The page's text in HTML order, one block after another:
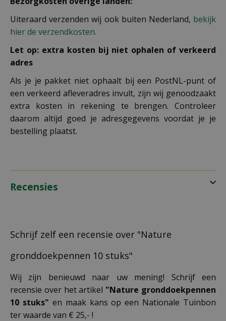
Uiteraard verzenden wij ook buiten Nederland, bekijk
hier de verzendkosten.
Let op: extra kosten bij niet ophalen of verkeerd
adres
Als je je pakket niet ophaalt bij een PostNL-punt of
een verkeerd afleveradres invult, zijn wij genoodzaakt
extra kosten in rekening te brengen. Controleer
daarom altijd goed je adresgegevens voordat je je
bestelling plaatst.
Recensies
Schrijf zelf een recensie over "Nature
gronddoekpennen 10 stuks"
Wij zijn benieuwd naar uw mening! Schrijf een
recensie over het artikel "Nature gronddoekpennen
10 stuks" en maak kans op een Nationale Tuinbon
ter waarde van € 25,- !